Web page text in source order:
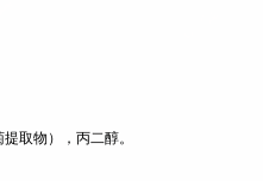
取物），丙二醇。